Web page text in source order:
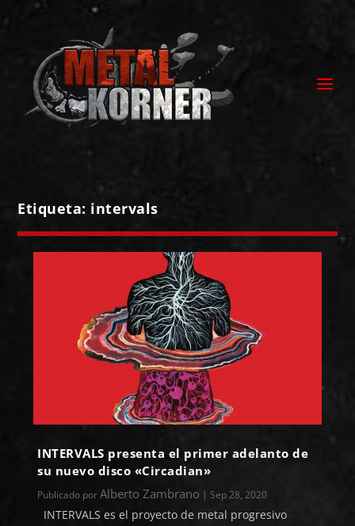
Etiqueta: intervals
INTERVALS presenta el primer adelanto de
su nuevo disco «Circadian»
Publicado porAlberto Zambrano | Sep 28, 2020
INTERVALS es el proyecto de metal progresivo